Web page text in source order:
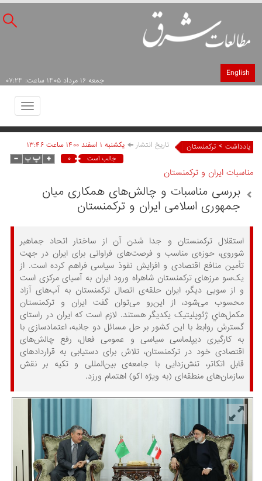
English
جمعه ۱۶ مرداد ۱۴۰۵ ساعت: ۰۷:۲۴
Toggle
یادداشت > ترکمنستان تاریخ انتشار يکشنبه ۱ اسفند ۱۴۰۰ ساعت ۱۳:۴۶
جالب است ۰
مناسبات ایران و ترکمنستان
بررسی مناسبات و چالش‌های همکاری میان
جمهوری اسلامی ایران و ترکمنستان
استقلال ترکمنستان و جدا شدن آن از ساختار اتحاد جماهیر
شوروی، حوزه‌ی مناسب و فرصت‌های فراوانی برای ایران در جهت
تأمین منافع اقتصادی و افزایش نفوذ سیاسی فراهم کرده ­است. از
یک‌سو مرزهای ترکمنستان شاهراه ورود ایران به آسیای مرکزی است
و از سویی دیگر، ایران حلقه‌ی اتصال ترکمنستان به آب‌های آزاد
محسوب می‌شود، از این‌رو می‌توان گفت ایران و تركمنستان
مکمل‌هاي ژئوپليتيک یکدیگر هستند. لازم است که ایران در راستای
گسترش روابط با این کشور بر حل مسائل دو جانبه، اعتمادسازی با
به کارگیری دیپلماسی سیاسی و عمومی فعال، رفع چالش‌های
اقتصادی خود در ترکمنستان، تلاش برای دستیابی به قراردادهای
قابل اتکاتر، تنش‌زدایی با جامعه‌ی بین‌المللی و تکیه بر نقش
سازمان‌های منطقه‌ای (به ویژه اکو) اهتمام ورزد.